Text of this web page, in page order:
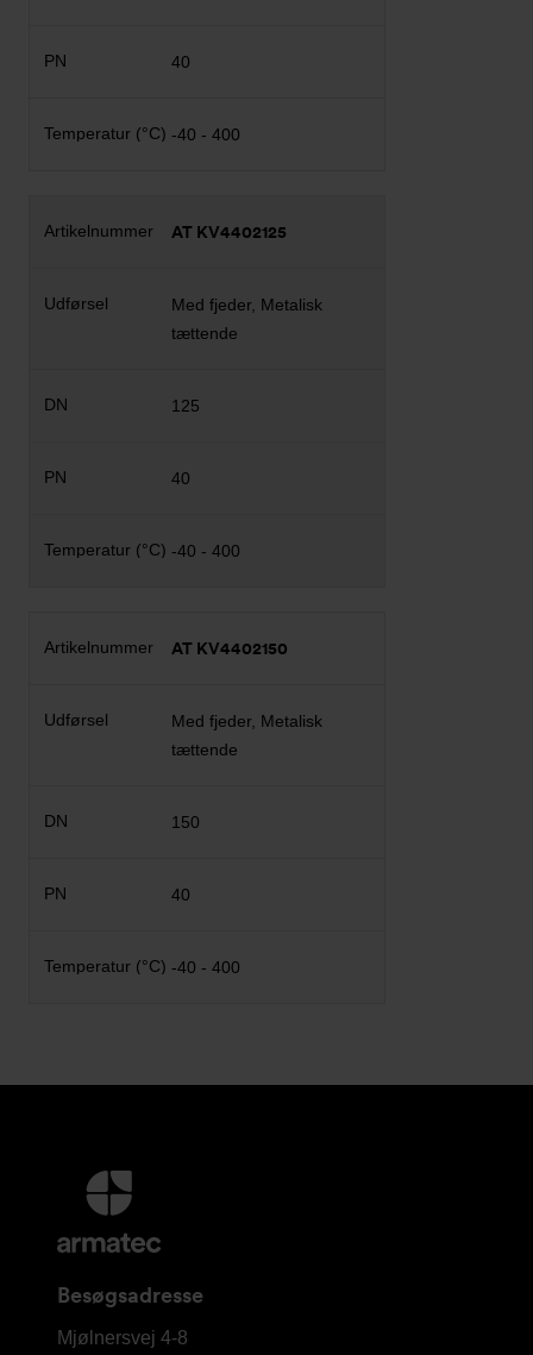
40
-40 - 400
AT KV4402125
Med fjeder, Metalisk
tættende
125
40
-40 - 400
AT KV4402150
Med fjeder, Metalisk
tættende
150
40
-40 - 400
Yderligere
information
og
Besøgsadresse
Armatec
Mjølnersvej 4-8